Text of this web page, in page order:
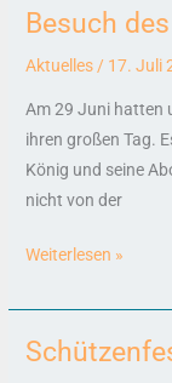
Besuch
Aktuelles/ 17. Juli
Am 29 Juni hatten
ihren großen Tag.
König und seine
nicht von der
Besuch
in
Burg
Weiterlesen »
Schützenfest